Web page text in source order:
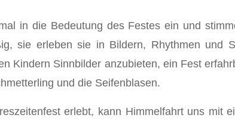
in die Bedeutung des Festes ein und
sie erleben sie in Bildern, Rhythmen und
Kindern Sinnbilder anzubieten, ein Fest
und die Seifenblasen.
erlebt, kann Himmelfahrt uns mit